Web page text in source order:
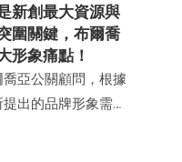
新創最大資源與
圍關鍵，布爾喬
形象痛點！
亞公關顧問，根據
出的品牌形象需求
中，第一大卻是品